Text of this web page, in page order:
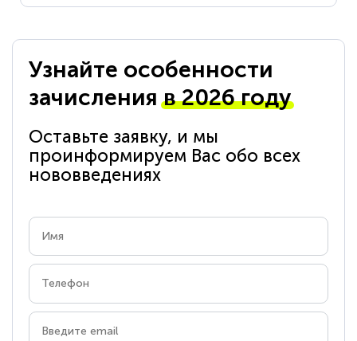
Узнайте особенности
зачисленияв 2026 году
Оставьте заявку, и мы
проинформируем Вас обо всех
нововведениях